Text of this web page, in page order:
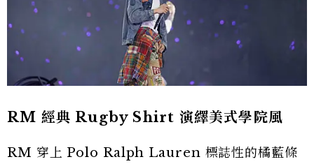
RM 經典 Rugby Shirt 演繹美式學院風
RM 穿上 Polo Ralph Lauren 標誌性的橘藍條